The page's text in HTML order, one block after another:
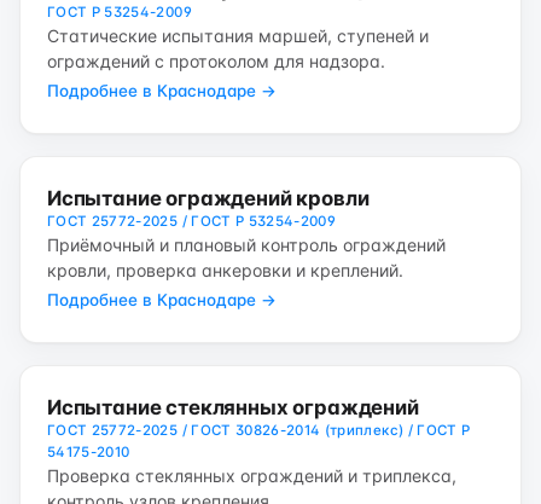
ГОСТ Р 53254-2009
Статические испытания маршей, ступеней и
ограждений с протоколом для надзора.
Подробнее в Краснодаре →
Испытание ограждений кровли
ГОСТ 25772-2025 / ГОСТ Р 53254-2009
Приёмочный и плановый контроль ограждений
кровли, проверка анкеровки и креплений.
Подробнее в Краснодаре →
Испытание стеклянных ограждений
ГОСТ 25772-2025 / ГОСТ 30826-2014 (триплекс) / ГОСТ Р
54175-2010
Проверка стеклянных ограждений и триплекса,